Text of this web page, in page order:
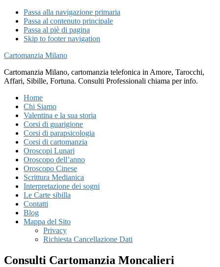
Passa alla navigazione primaria
Passa al contenuto principale
Passa al piè di pagina
Skip to footer navigation
Cartomanzia Milano
Cartomanzia Milano, cartomanzia telefonica in Amore, Tarocchi,
Affari, Sibille, Fortuna. Consulti Professionali chiama per info.
Home
Chi Siamo
Valentina e la sua storia
Corsi di guarigione
Corsi di parapsicologia
Corsi di cartomanzia
Oroscopi Lunari
Oroscopo dell’anno
Oroscopo Cinese
Scrittura Medianica
Interpretazione dei sogni
Le Carte sibilla
Contatti
Blog
Mappa del Sito
Privacy
Richiesta Cancellazione Dati
Consulti Cartomanzia Moncalieri